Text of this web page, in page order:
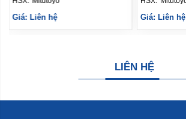
Giá: Liên hệ
LIÊN HỆ